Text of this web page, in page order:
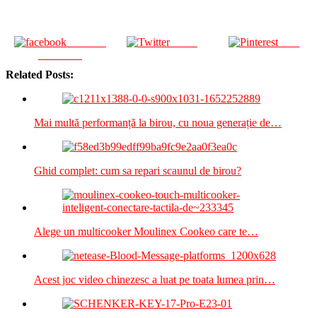
Tweet Save
Related Posts:
Mai multă performanță la birou, cu noua generație de…
Ghid complet: cum sa repari scaunul de birou?
Alege un multicooker Moulinex Cookeo care te…
Acest joc video chinezesc a luat pe toata lumea prin…